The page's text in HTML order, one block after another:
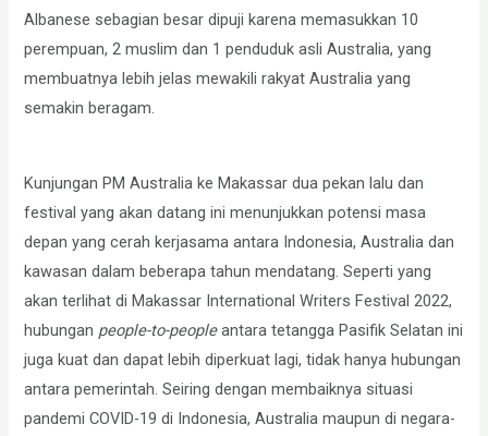
Albanese sebagian besar dipuji karena memasukkan 10
perempuan, 2 muslim dan 1 penduduk asli Australia, yang
membuatnya lebih jelas mewakili rakyat Australia yang
semakin beragam.
Kunjungan PM Australia ke Makassar dua pekan lalu dan
festival yang akan datang ini menunjukkan potensi masa
depan yang cerah kerjasama antara Indonesia, Australia dan
kawasan dalam beberapa tahun mendatang. Seperti yang
akan terlihat di Makassar International Writers Festival 2022,
hubungan people-to-peopleantara tetangga Pasifik Selatan ini
juga kuat dan dapat lebih diperkuat lagi, tidak hanya hubungan
antara pemerintah. Seiring dengan membaiknya situasi
pandemi COVID-19 di Indonesia, Australia maupun di negara-